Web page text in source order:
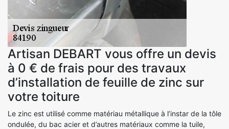
Artisan DEBART vous offre un devis
à 0 € de frais pour des travaux
d’installation de feuille de zinc sur
votre toiture
Le zinc est utilisé comme matériau métallique à l’instar de la tôle
ondulée, du bac acier et d’autres matériaux comme la tuile,